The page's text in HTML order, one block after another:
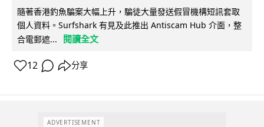
隨著香港釣魚騙案大幅上升，騙徒大量發送假冒機構短訊套取
個人資料。Surfshark 有見及此推出 Antiscam Hub 介面，整
合電郵遮...
閱讀全文
12 分享
ADVERTISEMENT